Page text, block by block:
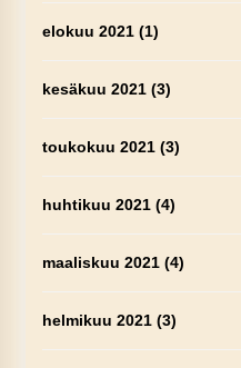
elokuu 2021(1)
kesäkuu 2021(3)
toukokuu 2021(3)
huhtikuu 2021(4)
maaliskuu 2021(4)
helmikuu 2021(3)